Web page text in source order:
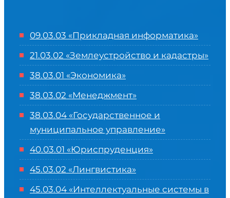
09.03.03 «Прикладная информатика»
21.03.02 «Землеустройство и кадастры»
38.03.01 «Экономика»
38.03.02 «Менеджмент»
38.03.04 «Государственное и
муниципальное управление»
40.03.01 «Юриспруденция»
45.03.02 «Лингвистика»
45.03.04 «Интеллектуальные системы в